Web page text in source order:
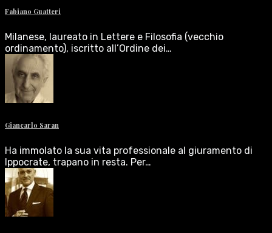
Fabiano Guatteri
Milanese, laureato in Lettere e Filosofia (vecchio
ordinamento), iscritto all’Ordine dei…
Giancarlo Saran
Ha immolato la sua vita professionale al giuramento di
Ippocrate, trapano in resta. Per…